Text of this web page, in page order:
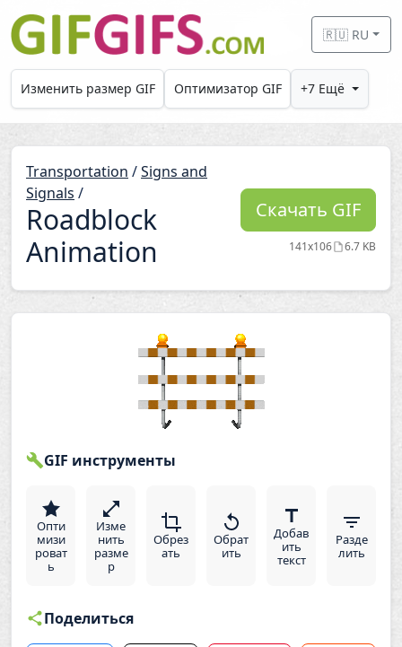
Skip to main content
🇷🇺 RU
Изменить размер GIF Оптимизатор GIF +7 Ещё
Transportation /Signs and
Signals /
Roadblock
Animation
Скачать GIF
141x106 6.7 KB
GIF инструменты
Опти
мизи
роват
ь
Изме
нить
разме
р
Обрез
ать
Обрат
ить
Добав
ить
текст
Разде
лить
Поделиться